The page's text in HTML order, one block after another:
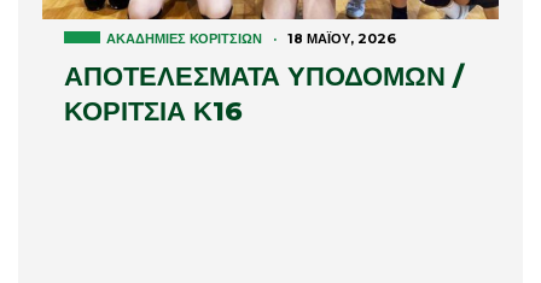
ΑΚΑΔΗΜΊΕΣ ΚΟΡΙΤΣΙΏΝ · 18 ΜΑΪ́ΟΥ, 2026
ΑΠΟΤΕΛΕΣΜΑΤΑ ΥΠΟΔΟΜΩΝ /
ΚΟΡΙΤΣΙΑ Κ16